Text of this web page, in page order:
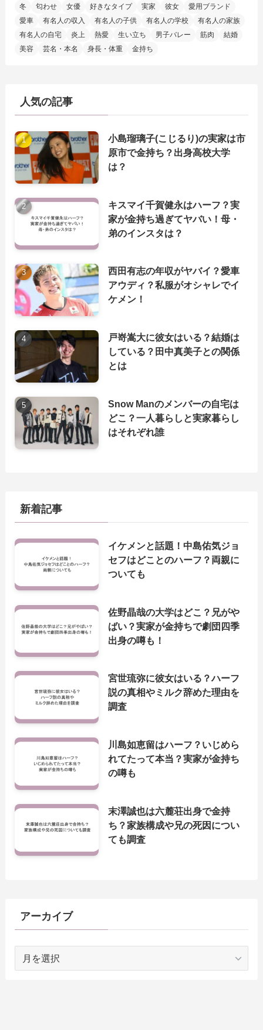
冬
匂わせ 女優 好きなタイプ 実家 彼女
愛用ブランド
愛車
有名人の収入 有名人の子供 有名人の学校
有名人の家族
有名人の自宅
炎上 熱愛 生い立ち 男子バレー 筋肉
結婚
美容
芸名・本名 身長・体重 金持ち
人気の記事
小島瑠璃子(こじるり)の実家は市
原市で金持ち？出身高校大学
は？
キスマイ千賀健永はハーフ？実
家が金持ち過ぎてヤバい！母・
弟のインスタは？
西田有志の年収がヤバイ？愛車
アウディ？私服がオシャレでイ
ケメン！
戸嵜嵩大に彼女はいる？結婚は
している？田中真美子との関係
とは
Snow Manのメンバーの自宅は
どこ？一人暮らしと実家暮らし
はそれぞれ誰
新着記事
イケメンと話題！中島佑気ジョ
セフはどことのハーフ？両親に
ついても
佐野晶哉の大学はどこ？兄がや
ばい？実家が金持ちで劇団四季
出身の噂も！
宮世琉弥に彼女はいる？ハーフ
説の真相やミルク辞めた理由を
調査
川島如恵留はハーフ？いじめら
れてたって本当？実家が金持ち
の噂も
末澤誠也は六麓荘出身で金持
ち？家族構成や兄の死因につい
ても調査
アーカイブ